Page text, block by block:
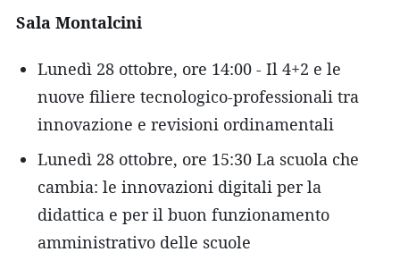
Sala Montalcini
Lunedì 28 ottobre, ore 14:00 - Il 4+2 e le
nuove filiere tecnologico-professionali tra
innovazione e revisioni ordinamentali
Lunedì 28 ottobre, ore 15:30 La scuola che
cambia: le innovazioni digitali per la
didattica e per il buon funzionamento
amministrativo delle scuole